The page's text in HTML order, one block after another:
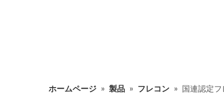
ホームページ » 製品 » フレコン » 国連認定